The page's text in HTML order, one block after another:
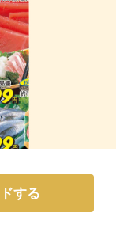
する